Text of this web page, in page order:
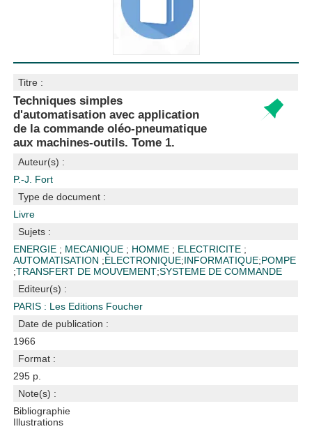
Titre :
Techniques simples
d'automatisation avec application
de la commande oléo-pneumatique
aux machines-outils. Tome 1.
Auteur(s) :
P.-J. Fort
Type de document :
Livre
Sujets :
ENERGIE ; MECANIQUE ; HOMME ; ELECTRICITE ;
AUTOMATISATION ;ELECTRONIQUE;INFORMATIQUE;POMPE
;TRANSFERT DE MOUVEMENT;SYSTEME DE COMMANDE
Editeur(s) :
PARIS : Les Editions Foucher
Date de publication :
1966
Format :
295 p.
Note(s) :
Bibliographie
Illustrations